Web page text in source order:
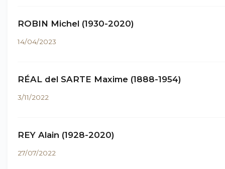
ROBIN Michel (1930-2020)
14/04/2023
RÉAL del SARTE Maxime (1888-1954)
3/11/2022
REY Alain (1928-2020)
27/07/2022